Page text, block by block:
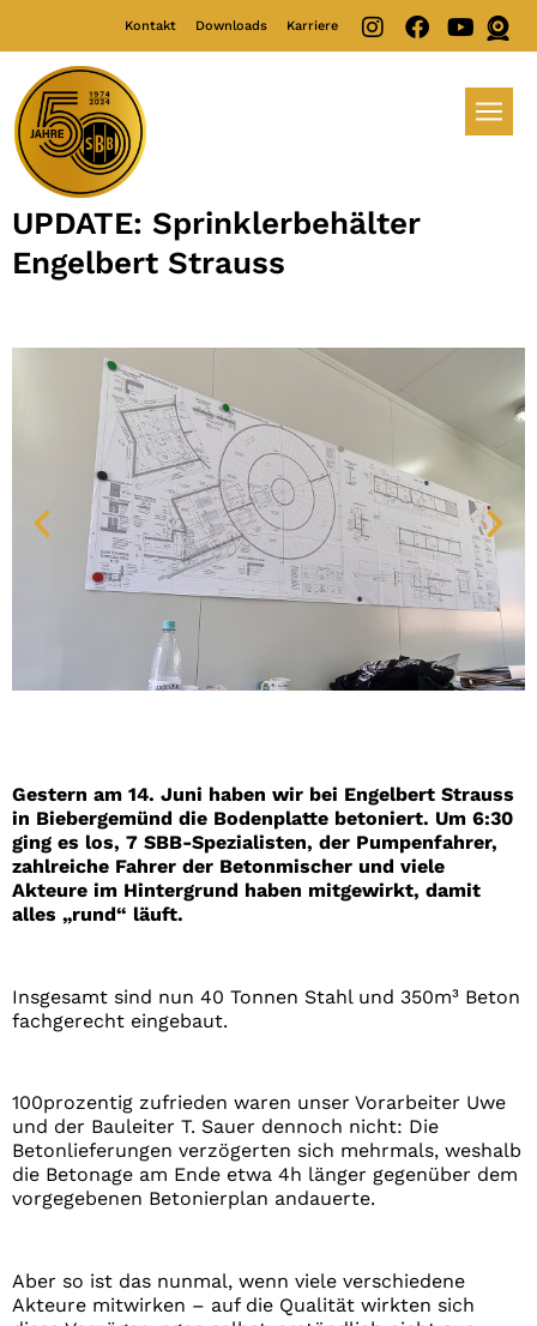
Kontakt Downloads Karriere
UPDATE: Sprinklerbehälter
Engelbert Strauss
Gestern am 14. Juni haben wir bei Engelbert Strauss
in Biebergemünd die Bodenplatte betoniert. Um 6:30
ging es los, 7 SBB-Spezialisten, der Pumpenfahrer,
zahlreiche Fahrer der Betonmischer und viele
Akteure im Hintergrund haben mitgewirkt, damit
alles „rund“ läuft.
Insgesamt sind nun 40 Tonnen Stahl und 350m³ Beton
fachgerecht eingebaut.
100prozentig zufrieden waren unser Vorarbeiter Uwe
und der Bauleiter T. Sauer dennoch nicht: Die
Betonlieferungen verzögerten sich mehrmals, weshalb
die Betonage am Ende etwa 4h länger gegenüber dem
vorgegebenen Betonierplan andauerte.
Aber so ist das nunmal, wenn viele verschiedene
Akteure mitwirken – auf die Qualität wirkten sich